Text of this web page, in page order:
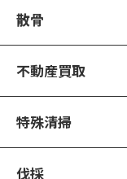
散骨
不動産買取
特殊清掃
伐採